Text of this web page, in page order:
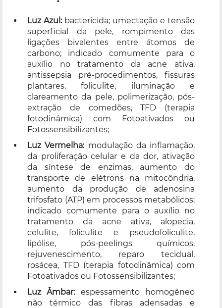
Luz Azul:bactericida; umectação e tensão
superficial da pele, rompimento das
ligações bivalentes entre átomos de
carbono; indicado comumente para o
auxílio no tratamento da acne ativa,
antissepsia pré-procedimentos, fissuras
plantares, foliculite, iluminação e
clareamento da pele, polimerização, pós-
extração de comedões, TFD (terapia
fotodinâmica) com Fotoativados ou
Fotossensibilizantes;
Luz Vermelha:modulação da inflamação,
da proliferação celular e da dor, ativação
da síntese de enzimas, aumento do
transporte de elétrons na mitocôndria,
aumento da produção de adenosina
trifosfato (ATP) em processos metabólicos;
indicado comumente para o auxílio no
tratamento da acne ativa, alopecia,
celulite, foliculite e pseudofoliculite,
lipólise, pós-peelings químicos,
rejuvenescimento, reparo tecidual,
rosácea, TFD (terapia fotodinâmica) com
Fotoativados ou Fotossensibilizantes;
Luz Âmbar:espessamento homogêneo
não térmico das fibras adensadas e